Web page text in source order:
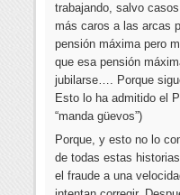
trabajando, salvo
más caros a las arcas
pensión máxima pero
que esa pensión
jubilarse…. Porque
Esto lo ha admitido el
“manda güevos”)
Porque, y esto no lo
de todas estas
el fraude a una